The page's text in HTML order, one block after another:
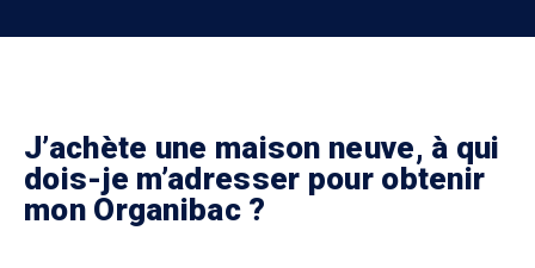
J’achète une maison neuve, à qui
dois-je m’adresser pour obtenir
mon Organibac ?